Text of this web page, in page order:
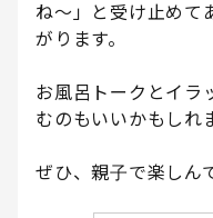
ね〜」と受け止めて
がります。
お風呂トークとイラ
むのもいいかもしれ
ぜひ、親子で楽しん